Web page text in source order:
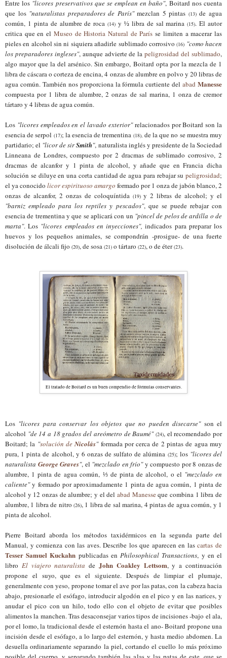
Entre los "licores preservativos que se emplean en baño", Boitard nos cuenta
que los "naturalistas preparadores de París"mezclan 5 pintas (13)de agua
común, 1 pinta de alumbre de roca(14) y ½ libra de sal marina(15). El autor
critica que en el Museo de Historia Natural de París se limiten a macerar las
pieles en alcohol sin ni siquiera añadirle sublimado corrosivo(16) "como hacen
los preparadores ingleses", aunque advierte de lapeligrosidad del sublimado,
algo mayor que la del arsénico. Sin embargo, Boitard opta por la mezclade1
libra de cáscara o corteza de encina, 4 onzas de alumbre en polvo y 20 libras de
agua común. También nos proporcionala fórmula curtiente delabadManesse
compuesta por 1 libra de alumbre, 2 onzas de sal marina, 1 onza de cremor
tártaro y 4 libras de agua común.
Los "licores empleados en el lavado exterior"relacionados por Boitard son la
esencia de serpol (17); la esencia de trementina (18), de la que no se muestra muy
partidario; el "licor de sirSmith", naturalista inglés y presidente de la Sociedad
Linneana de Londres, compuesto por 2 dracmas de sublimado corrosivo, 2
dracmas de alcanfor y 1 pinta de alcohol, y añade que en Francia dicha
solución se diluye en una corta cantidad de agua para rebajar su peligrosidad;
el ya conocido licor espirituoso amargo formado por 1 onza de jabón blanco, 2
onzas de alcanfor, 2 onzas de coloquíntida (19)y 2 libras de alcohol; y el
"barniz empleado para los reptiles y pescados", que se puede rebajar con
esencia de trementina y que se aplicará con un "pincel de pelos de ardilla o de
marta". Los "licores empleados en inyecciones", indicados para preparar los
huevos y los pequeños animales, se compondrán -prosigue- de una fuerte
disolución de álcali fijo (20), de sosa (21) o tártaro (22), o de éter(23).
El tratado de Boitard es un buen compendio de fórmulas conservantes.
Los "licores para conservar los objetos que no pueden disecarse"son el
alcohol "de 14 a 18 grados del areómetro de Baumé" (24), el recomendado por
Boitard; la "solución deNicolás"formada por cerca de 2 pintas de agua muy
pura, 1 pinta de alcohol, y 6 onzas de sulfato de alúmina (25); los "licores del
naturalista George Graves", el "mezclado en frío"y compuesto por 8 onzas de
alumbre, 1 pinta de agua común, ⅓ de pinta de alcohol, o el "mezclado en
caliente"y formado por aproximadamente 1 pinta de agua común, 1 pinta de
alcohol y 12 onzas de alumbre; y el del abad Manesseque combina 1 libra de
alumbre, 1 libra de nitro(26), 1 libra de sal marina, 4 pintas de agua común, y 1
pinta de alcohol.
Pierre Boitard aborda los métodos taxidérmicos en la segunda parte del
Manual, y comienza con las aves.Describe los que aparecen en lascartas de
Tesser Samuel Kuckahn publicadas enPhilosophical Transactions, y en el
libro El viajero naturalista deJohn Coakley Lettsom, y a continuación
propone el suyo, que es el siguiente. Después de limpiar el plumaje,
generalmente con yeso, propone tomar el ave por las patas, con la cabeza hacia
abajo, presionarleel esófago, introducir algodón en el pico y en las narices, y
anudar el pico con un hilo, todo ello con el objeto de evitar que posibles
alimentos la manchen. Tras desaconsejar varios tipos de incisiones -bajo el ala,
por el lomo, la tradicional desde el esternón hasta el ano- Boitard propone una
incisión desde el esófago, a lo largo del esternón, y hasta medio abdomen. La
desuella ordinariamente separando la piel, cortando el cuello lo más próximo